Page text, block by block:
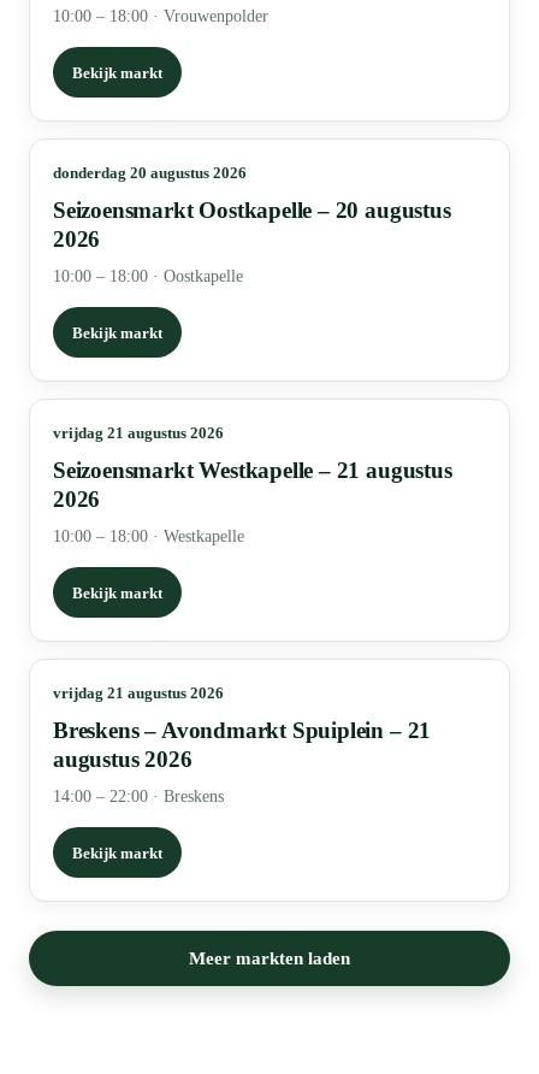
10:00 – 18:00 · Vrouwenpolder
Bekijk markt
donderdag 20 augustus 2026
Seizoensmarkt Oostkapelle – 20 augustus
2026
10:00 – 18:00 · Oostkapelle
Bekijk markt
vrijdag 21 augustus 2026
Seizoensmarkt Westkapelle – 21 augustus
2026
10:00 – 18:00 · Westkapelle
Bekijk markt
vrijdag 21 augustus 2026
Breskens – Avondmarkt Spuiplein – 21
augustus 2026
14:00 – 22:00 · Breskens
Bekijk markt
Meer markten laden